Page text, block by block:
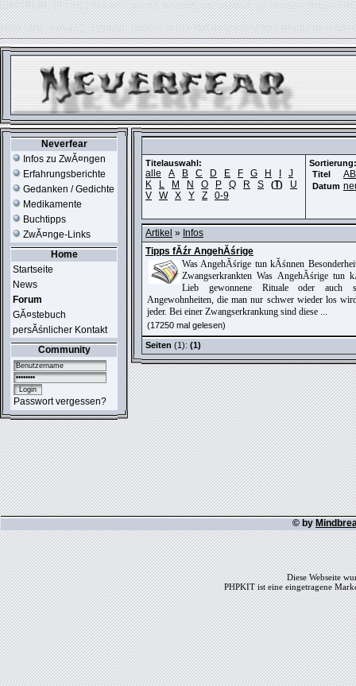
ERROR IN:SELECT session_userid, session_url, session_ip, session_expire
table './usr_web212_1/phpkit_session' is marked as crashed and should be
Neverfear
Infos zu ZwĂ¤ngen
Erfahrungsberichte
Gedanken / Gedichte
Medikamente
Buchtipps
ZwĂ¤nge-Links
Home
Startseite
News
Forum
GĂ¤stebuch
persĂśnlicher Kontakt
Community
Passwort vergessen?
Titelauswahl:
alle A B C D E F G H
J
K
L M N O P Q R S (T)
U
V
W X Y Z 0-9
Sortierung:
Titel
Datum
Artikel » Infos
Tipps fĂźr AngehĂśrige
Was AngehĂśrige tun kĂśnnen
Zwangserkrankten Was AngehĂśrige tun
Lieb gewonnene Rituale oder auch
Angewohnheiten, die man nur schwer wieder los
jeder. Bei einer Zwangserkrankung sind diese ...
(17250 mal gelesen)
Seiten (1): (1)
© by
Diese Webseite
PHPKIT ist eine eingetragene